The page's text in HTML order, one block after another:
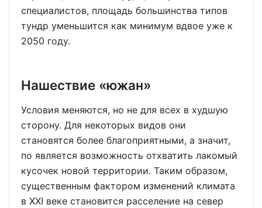
специалистов, площадь большинства типов
тундр уменьшится как минимум вдвое уже к
2050 году.
Нашествие «южан»
Условия меняются, но не для всех в худшую
сторону. Для некоторых видов они
становятся более благоприятными, а значит,
по является возможность отхватить лакомый
кусочек новой территории. Таким образом,
существенным фактором изменений климата
в XXI веке становится расселение на север